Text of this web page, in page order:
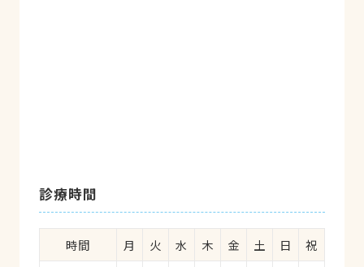
診療時間
時間 月 火 水 木 金 土 日
祝